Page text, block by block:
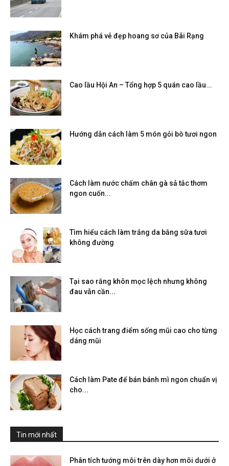
Khám phá vẻ đẹp hoang sơ của Bãi Rạng
Cao lầu Hội An – Tổng hợp 5 quán cao lầu...
Hướng dẫn cách làm 5 món gỏi bò tươi ngon
Cách làm nước chấm chân gà sả tắc thơm
ngon cuốn...
Tìm hiểu cách làm trắng da bằng sữa tươi
không đường
Tại sao răng khôn mọc lệch nhưng không
đau vẫn cần...
Học cách trang điểm sống mũi cao cho từng
dáng mũi
Cách làm Pate để bán bánh mì ngon chuẩn vị
cho...
Tin mới nhất
Phân tích tướng môi trên dày hơn môi dưới ở